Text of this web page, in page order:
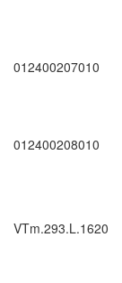
012400207010
012400208010
VTm.293.L.1620